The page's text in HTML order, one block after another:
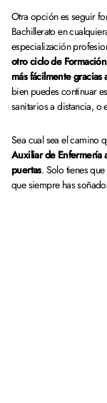
Otra opción es seguir
Bachillerato en
especialización
otro ciclo de
más fácilmente
bien puedes continuar
sanitarios a distancia, o
Sea cual sea el camino
Auxiliar de Enfermería
puertas. Solo tienes
que siempre has soñado.